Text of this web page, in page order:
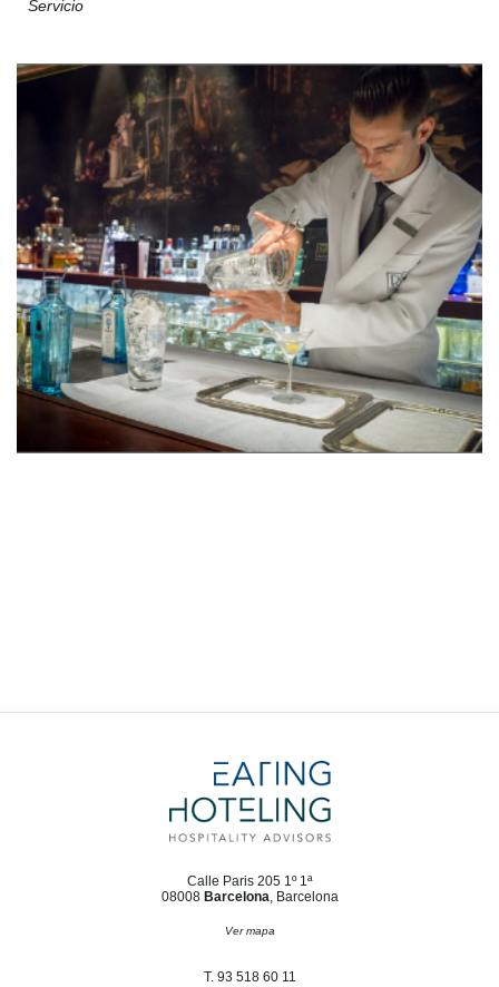
Servicio
Calle Paris 205 1º 1ª
08008 Barcelona, Barcelona
Ver mapa
T. 93 518 60 11